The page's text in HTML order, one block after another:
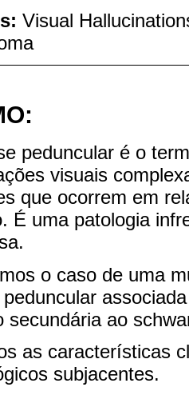
Visual
peduncular é o
visuais
que ocorrem em
É uma patologia
o caso de uma
secundária ao
as características
subjacentes.